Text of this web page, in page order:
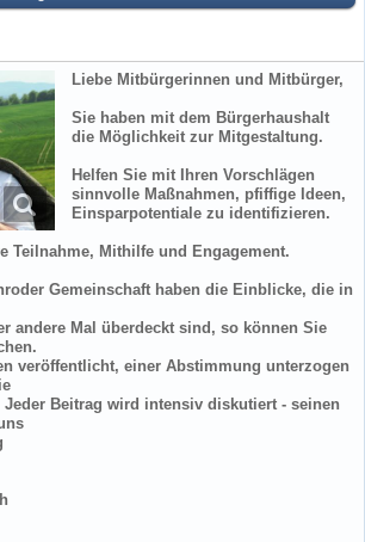
Liebe Mitbürgerinnen und Mitbürger,
Sie haben mit dem Bürgerhaushalt
die Möglichkeit zur Mitgestaltung.
Helfen Sie mit Ihren Vorschlägen
sinnvolle Maßnahmen, pfiffige Ideen,
Einsparpotentiale zu identifizieren.
Teilnahme, Mithilfe und Engagement.
Gemeinschaft haben die Einblicke, die in
andere Mal überdeckt sind, so können Sie
veröffentlicht, einer Abstimmung unterzogen
Beitrag wird intensiv diskutiert - seinen